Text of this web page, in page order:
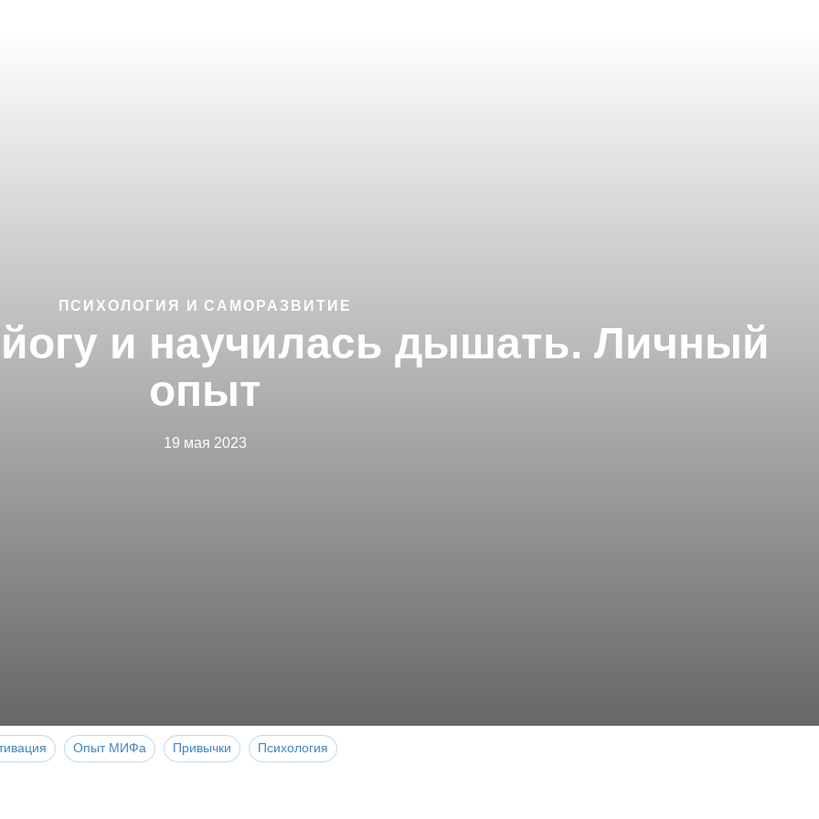
ПСИХОЛОГИЯ И САМОРАЗВИТИЕ
и научилась дышать. Личный
опыт
19 мая 2023
Опыт МИФа Привычки Психология